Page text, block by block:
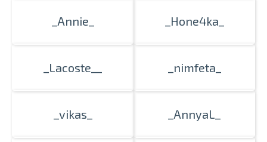
_Annie_ _Hone4ka_
_Lacoste__ _nimfeta_
_vikas_ _AnnyaL_